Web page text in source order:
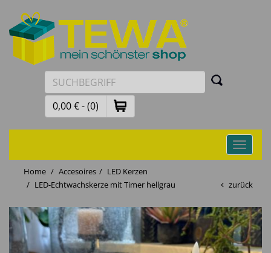
0,00 € - (0)
Toggle
Home
Accesoires
LED Kerzen
LED-Echtwachskerze mit Timer hellgrau
zurück